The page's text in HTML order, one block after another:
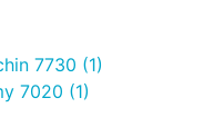
7730 (1)
7020 (1)